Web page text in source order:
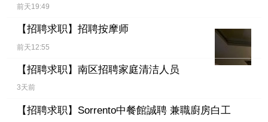
前天19:49
【招聘求职】 招聘按摩师
前天12:55
【招聘求职】 南区招聘家庭清洁人员
3天前
【招聘求职】 Sorrento中餐館誠聘 兼職廚房白工